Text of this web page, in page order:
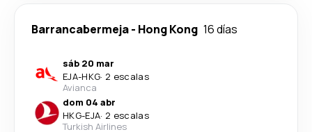
Barrancabermeja- Hong Kong 16 días
sáb 20 mar
EJA-HKG· 2 escalas
Avianca
dom 04 abr
HKG-EJA· 2 escalas
Turkish Airlines